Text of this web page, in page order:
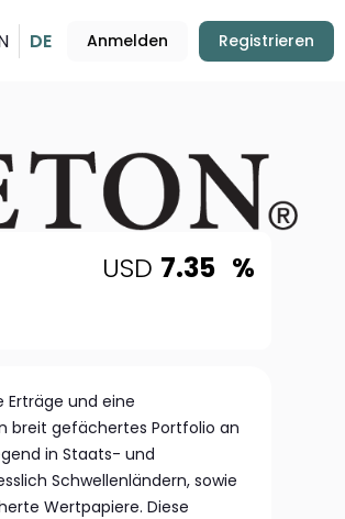
DE Anmelden Registrieren
USD 7.35 %
Erträge und eine
breit gefächertes Portfolio an
in Staats- und
Schwellenländern, sowie
Wertpapiere. Diese